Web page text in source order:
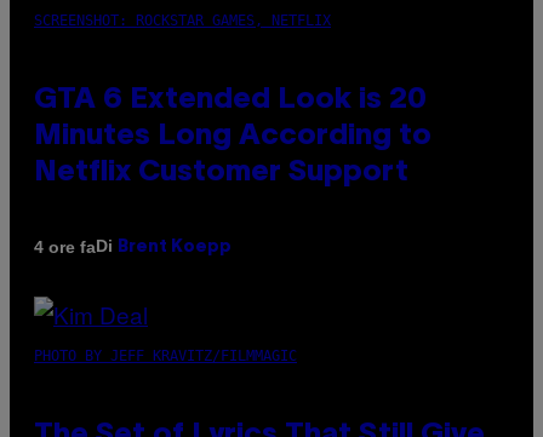
SCREENSHOT: ROCKSTAR GAMES, NETFLIX
GTA 6 Extended Look is 20
Minutes Long According to
Netflix Customer Support
4 ore faDi Brent Koepp
PHOTO BY JEFF KRAVITZ/FILMMAGIC